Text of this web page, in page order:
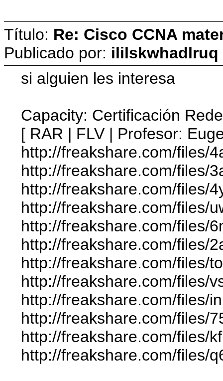
Título: Re: Cisco CCNA
Publicado por: ililskwhadlruq
si alguien les interesa
Capacity: Certificación
[ RAR | FLV | Profesor:
http://freakshare.com/files/
http://freakshare.com/files/
http://freakshare.com/files/
http://freakshare.com/files/
http://freakshare.com/files/
http://freakshare.com/files/
http://freakshare.com/files/
http://freakshare.com/files/
http://freakshare.com/files/
http://freakshare.com/files/
http://freakshare.com/files/
http://freakshare.com/files/